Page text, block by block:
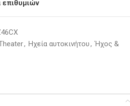
, Ηχεία αυτοκινήτου, Ήχος &